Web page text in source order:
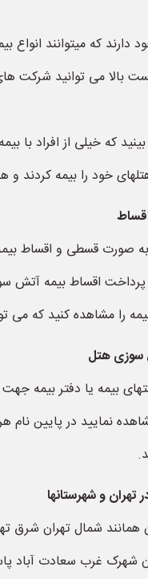
دارند که میتوانند
بالا می توانید شرکت
بینید که خیلی از افراد
خود را بیمه کردند
صورت قسطی و اقساط بیمه
اقساط بیمه آتش
را مشاهده کنید که می
سوزی هتل
بیمه یا دفتر
نمایید در پایین
و شهرستانها
همانند شمال تهران شرق
شهرک غرب سعادت آباد